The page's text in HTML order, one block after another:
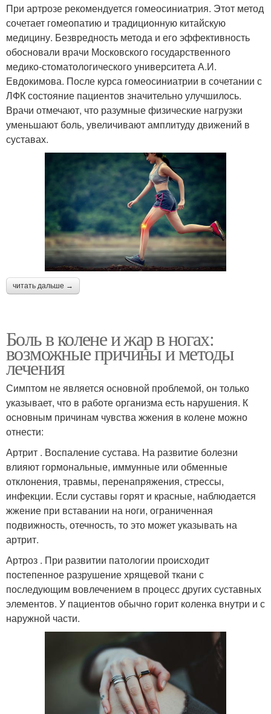
При артрозе рекомендуется гомеосиниатрия. Этот метод
сочетает гомеопатию и традиционную китайскую
медицину. Безвредность метода и его эффективность
обосновали врачи Московского государственного
медико-стоматологического университета А.И.
Евдокимова. После курса гомеосиниатрии в сочетании с
ЛФК состояние пациентов значительно улучшилось.
Врачи отмечают, что разумные физические нагрузки
уменьшают боль, увеличивают амплитуду движений в
суставах.
читать дальше →
Боль в колене и жар в ногах:
возможные причины и методы
лечения
Симптом не является основной проблемой, он только
указывает, что в работе организма есть нарушения. К
основным причинам чувства жжения в колене можно
отнести:
Артрит . Воспаление сустава. На развитие болезни
влияют гормональные, иммунные или обменные
отклонения, травмы, перенапряжения, стрессы,
инфекции. Если суставы горят и красные, наблюдается
жжение при вставании на ноги, ограниченная
подвижность, отечность, то это может указывать на
артрит.
Артроз . При развитии патологии происходит
постепенное разрушение хрящевой ткани с
последующим вовлечением в процесс других суставных
элементов. У пациентов обычно горит коленка внутри и с
наружной части.